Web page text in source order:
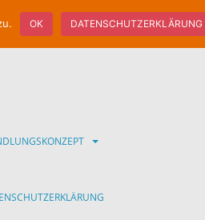
OK DATENSCHUTZERKLÄRUNG